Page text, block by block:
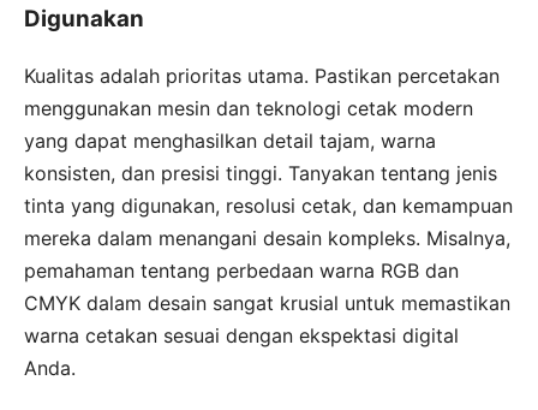
Digunakan
Kualitas adalah prioritas utama. Pastikan percetakan
menggunakan mesin dan teknologi cetak modern
yang dapat menghasilkan detail tajam, warna
konsisten, dan presisi tinggi. Tanyakan tentang jenis
tinta yang digunakan, resolusi cetak, dan kemampuan
mereka dalam menangani desain kompleks. Misalnya,
pemahaman tentang perbedaan warna RGB dan
CMYK dalam desain sangat krusial untuk memastikan
warna cetakan sesuai dengan ekspektasi digital
Anda.